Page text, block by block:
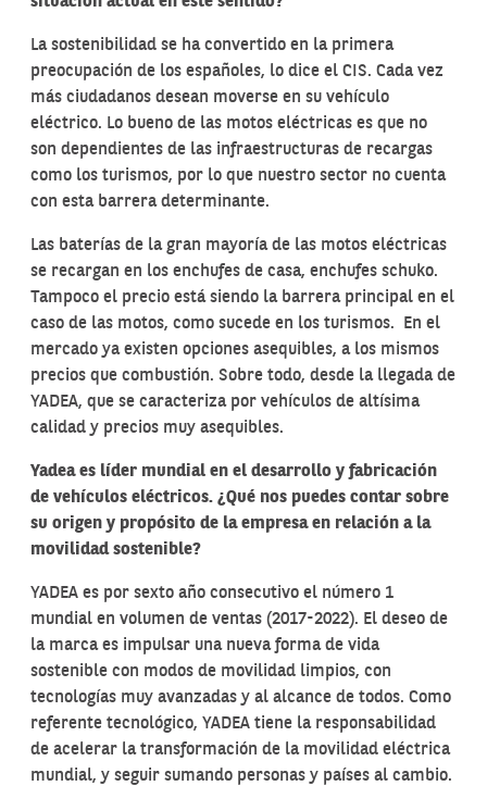
La sostenibilidad se ha convertido en la primera
preocupación de los españoles, lo dice el CIS. Cada vez
más ciudadanos desean moverse en su vehículo
eléctrico. Lo bueno de las motos eléctricas es que no
son dependientes de las infraestructuras de recargas
como los turismos, por lo que nuestro sector no cuenta
con esta barrera determinante.
Las baterías de la gran mayoría de las motos eléctricas
se recargan en los enchufes de casa, enchufes schuko.
Tampoco el precio está siendo la barrera principal en el
caso de las motos, como sucede en los turismos. En el
mercado ya existen opciones asequibles, a los mismos
precios que combustión. Sobre todo, desde la llegada de
YADEA, que se caracteriza por vehículos de altísima
calidad y precios muy asequibles.
Yadea es líder mundial en el desarrollo y fabricación
de vehículos eléctricos. ¿Qué nos puedes contar sobre
su origen y propósito de la empresa en relación a la
movilidad sostenible?
YADEA es por sexto año consecutivo el número 1
mundial en volumen de ventas (2017-2022). El deseo de
la marca es impulsar una nueva forma de vida
sostenible con modos de movilidad limpios, con
tecnologías muy avanzadas y al alcance de todos. Como
referente tecnológico, YADEA tiene la responsabilidad
de acelerar la transformación de la movilidad eléctrica
mundial, y seguir sumando personas y países al cambio.